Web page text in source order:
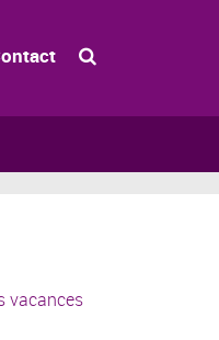
vacances